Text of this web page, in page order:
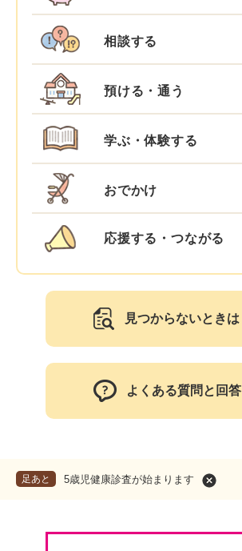
相談する
預ける・通う
学ぶ・体験する
おでかけ
応援する・つながる
見つからないときは
よくある質問と回答
足あと 5歳児健康診査が始まります